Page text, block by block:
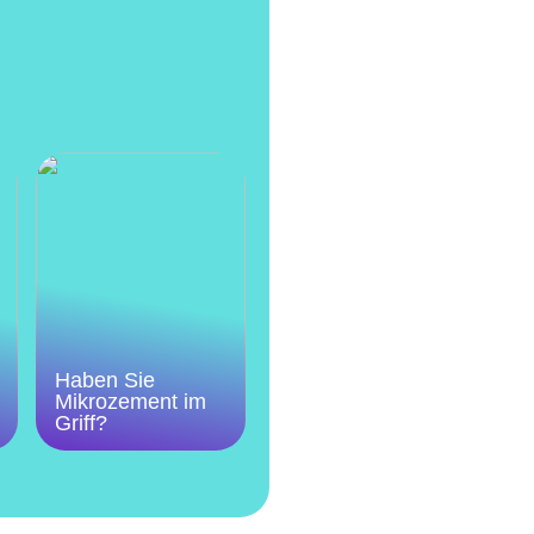
Haben Sie
Mikrozement im
Griff?